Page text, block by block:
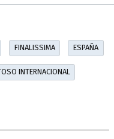
FINALISSIMA ESPAÑA
INTERNACIONAL